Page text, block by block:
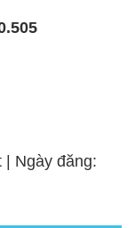
Ngày đăng: